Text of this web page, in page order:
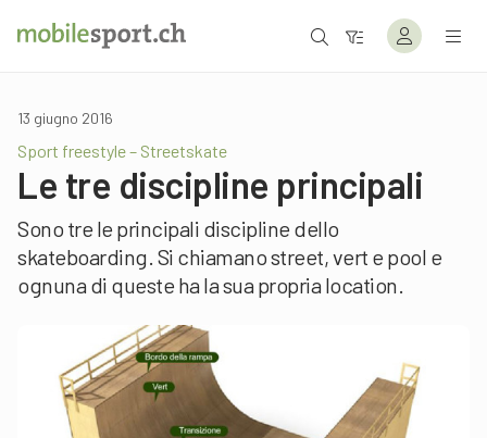
13 giugno 2016
Sport freestyle – Streetskate
Le tre discipline principali
Sono tre le principali discipline dello
skateboarding. Si chiamano street, vert e pool e
ognuna di queste ha la sua propria location.